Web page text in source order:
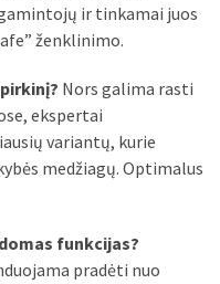
ir tinkamai juos
ženklinimo.
Nors galima rasti
ekspertai
variantų, kurie
medžiagų. Optimalus
funkcijas?
pradėti nuo